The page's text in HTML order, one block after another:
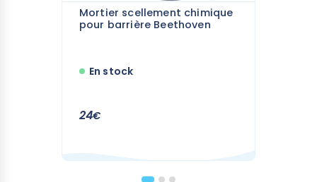
Mortier scellement chimique
pour barrière Beethoven
En stock
24€